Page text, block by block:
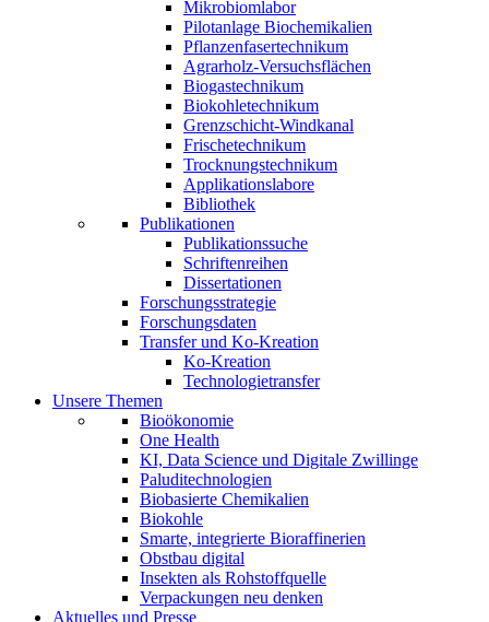
Mikrobiomlabor
Pilotanlage Biochemikalien
Pflanzenfasertechnikum
Agrarholz-Versuchsflächen
Biogastechnikum
Biokohletechnikum
Grenzschicht-Windkanal
Frischetechnikum
Trocknungstechnikum
Applikationslabore
Bibliothek
Publikationen
Publikationssuche
Schriftenreihen
Dissertationen
Forschungsstrategie
Forschungsdaten
Transfer und Ko-Kreation
Ko-Kreation
Technologietransfer
Unsere Themen
Bioökonomie
One Health
KI, Data Science und Digitale Zwillinge
Paluditechnologien
Biobasierte Chemikalien
Biokohle
Smarte, integrierte Bioraffinerien
Obstbau digital
Insekten als Rohstoffquelle
Verpackungen neu denken
Aktuelles und Presse